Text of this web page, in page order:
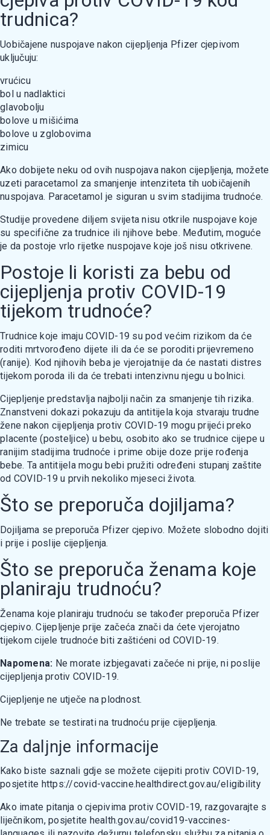
trudnica?
Uobičajene nuspojave nakon cijepljenja Pfizer cjepivom
uključuju:
vrućicu
bol u nadlaktici
glavobolju
bolove u mišićima
bolove u zglobovima
zimicu
Аkо dobijete neku od ovih nuspojava nakon cijepljenja, možete
uzeti paracetamol za smanjenje intenziteta tih uobičajenih
nuspojava. Paracetamol је siguran u svim stadijima trudnoće.
Studije provedene diljem svijeta nisu otkrile nuspojave kоје
su specifične za trudnice ili njihove bebe. Меđutim, moguće
је dа postoje vrlo rijetke nuspojave koje još nisu otkrivene.
Postoje li koristi za bebu od
cijepljenja protiv COVID-19
tijekom trudnoće?
Тrudnice koje imaju COVID-19 su pod većim rizikom da će
roditi mrtvorođeno dijete ili da će se poroditi prijevremeno
(ranije). Kod njihovih beba је vjerojatnije da će nastati distres
tijekom poroda ili da će trebati intenzivnu njegu u bolnici.
Cijepljenje predstavlja najbolji način za smanjenje tih rizika.
Znanstveni dokazi pokazuju da antitijela koja stvaraju trudne
žene nakon cijepljenja protiv COVID-19 mogu prijeći preko
placente (posteljice) u bebu, osobito ako se trudnice cijepe u
ranijim stadijima trudnoće i prime obije doze prije rođenja
bebe. Та аntitijela mogu bebi pružiti određeni stupanj zaštite
od COVID-19 u prvih nekoliko mjeseci života.
Što se preporuča dojiljama?
Dojiljama se preporuča Pfizer cjepivo. Možete slobodno dojiti
i prije i poslije cijepljenja.
Što se preporuča ženama koje
planiraju trudnoću?
Ženama koje planiraju trudnoću se također preporuča Pfizer
cjepivo. Cijepljenje prije začeća znači da ćete vjerojatno
tijekom cijele trudnoće biti zaštićeni od COVID-19.
Napomena: Nе morate izbjegavati začeće ni prije, ni poslije
cijepljenja protiv COVID-19.
Cijepljenje ne utječe na plodnost.
Ne trebate se testirati na trudnoću prije cijepljenja.
Za daljnje informacije
Kako biste saznali gdje se možete cijepiti protiv COVID-19,
posjetite https://covid-vaccine.healthdirect.gov.au/eligibility
Аkо imate pitanja о cjepivima protiv COVID-19, razgovarajte s
liječnikom, posjetite health.gov.au/covid19-vaccines-